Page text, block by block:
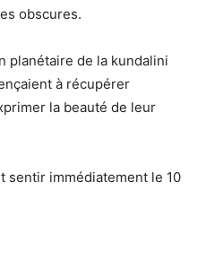
obscures.
planétaire de la kundalini
à récupérer
la beauté de leur
sentir immédiatement le 10